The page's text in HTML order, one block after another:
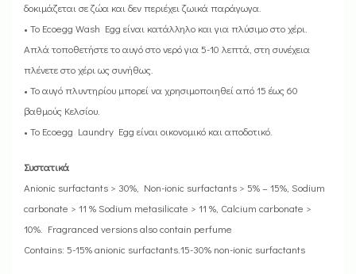
δοκιμάζεται σε ζώα και δεν περιέχει ζωικά παράγωγα.
• Το Ecoegg Wash Egg είναι κατάλληλο και για πλύσιμο στο χέρι.
Απλά τοποθετήστε το αυγό στο νερό για 5-10 λεπτά, στη συνέχεια
πλένετε στο χέρι ως συνήθως.
• Το αυγό πλυντηρίου μπορεί να χρησιμοποιηθεί από 15 έως 60
βαθμούς Κελσίου.
• Το Ecoegg Laundry Egg είναι οικονομικό και αποδοτικό.
Συστατικά
Anionic surfactants > 30%, Non-ionic surfactants > 5% – 15%, Sodium
carbonate > 11 % Sodium metasilicate > 11 %, Calcium carbonate >
10%. Fragranced versions also contain perfume
Contains: 5-15% anionic surfactants.15-30% non-ionic surfactants